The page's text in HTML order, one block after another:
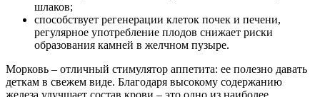
шлаков;
способствует регенерации клеток почек и печени,
регулярное употребление плодов снижает риски
образования камней в желчном пузыре.
Морковь – отличный стимулятор аппетита: ее полезно давать
деткам в свежем виде. Благодаря высокому содержанию